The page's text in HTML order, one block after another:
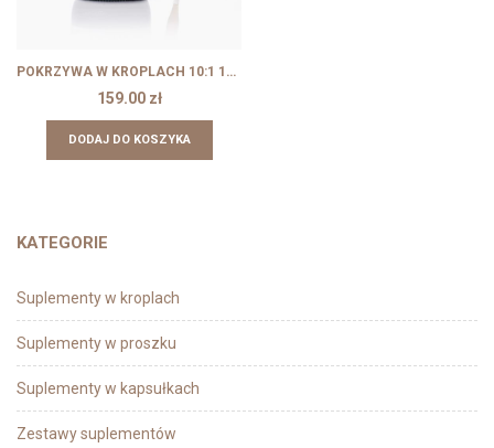
POKRZYWA W KROPLACH 10:1 115ML
159.00 zł
DODAJ DO KOSZYKA
KATEGORIE
Suplementy w kroplach
Suplementy w proszku
Suplementy w kapsułkach
Zestawy suplementów